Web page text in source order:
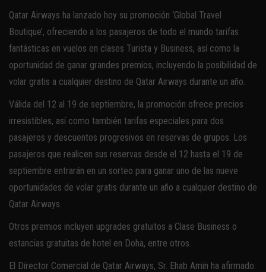
Qatar Airways ha lanzado hoy su promoción ‘Global Travel
Boutique’, ofreciendo a los pasajeros de todo el mundo tarifas
fantásticas en vuelos en clases Turista y Business, así como la
oportunidad de ganar grandes premios, incluyendo la posibilidad de
volar gratis a cualquier destino de Qatar Airways durante un año.
Válida del 12 al 19 de septiembre, la promoción ofrece precios
irresistibles, así como también tarifas especiales para dos
pasajeros y descuentos progresivos en reservas de grupos. Los
pasajeros que realicen sus reservas desde el 12 hasta el 19 de
septiembre entrarán en un sorteo para ganar uno de las nueve
oportunidades de volar gratis durante un año a cualquier destino de
Qatar Airways.
Otros premios incluyen upgrades gratuitos a Clase Business o
estancias gratuitas de hotel en Doha, entre otros.
El Director Comercial de Qatar Airways, Sr. Ehab Amin ha afirmado: